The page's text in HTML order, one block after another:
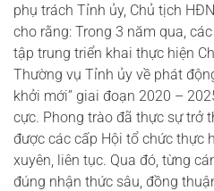
phụ trách Tỉnh ủy, Chủ tịch
cho rằng: Trong 3 năm qua,
tập trung triển khai thực hiện
Thường vụ Tỉnh ủy về phát
khởi mới” giai đoạn 2020 –
cực. Phong trào đã thực sự trở
được các cấp Hội tổ chức thực
xuyên, liên tục. Qua đó, từng
đúng nhận thức sâu, đồng